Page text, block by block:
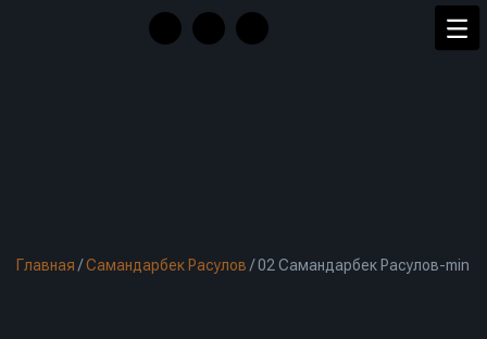
Главная /Самандарбек Расулов /02 Самандарбек Расулов-min